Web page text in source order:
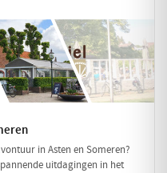
in Asten en Someren?
uitdagingen in het